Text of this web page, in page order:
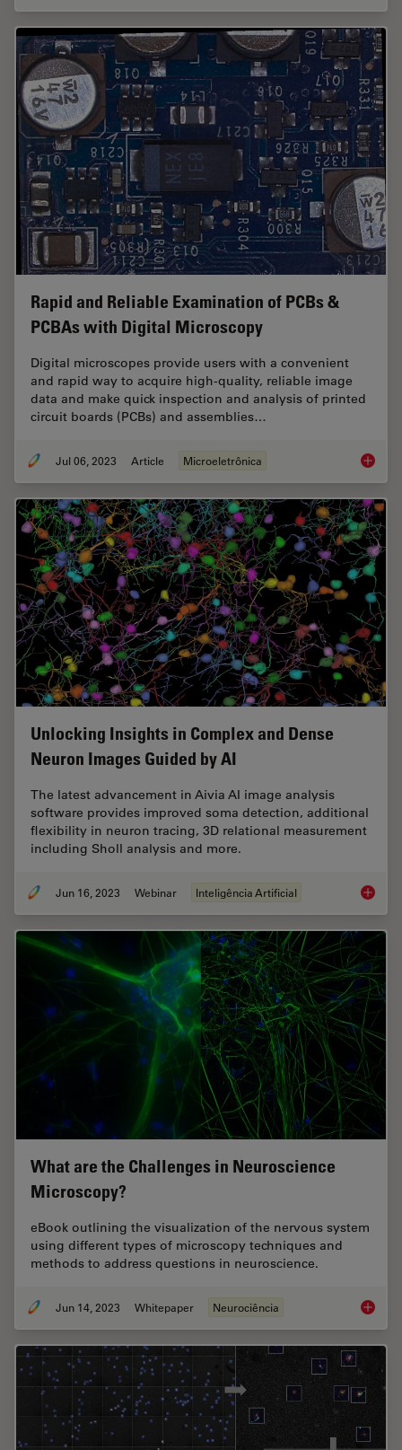
Rapid and Reliable Examination of PCBs &
PCBAs with Digital Microscopy
Digital microscopes provide users with a convenient
and rapid way to acquire high-quality, reliable image
data and make quick inspection and analysis of printed
circuit boards (PCBs) and assemblies…
Jul 06, 2023 Article Microeletrônica Rapid
Unlocking Insights in Complex and Dense
Neuron Images Guided by AI
The latest advancement in Aivia AI image analysis
software provides improved soma detection, additional
flexibility in neuron tracing, 3D relational measurement
including Sholl analysis and more.
Jun 16, 2023 Webinar Inteligência Artificial
What are the Challenges in Neuroscience
Microscopy?
eBook outlining the visualization of the nervous system
using different types of microscopy techniques and
methods to address questions in neuroscience.
Jun 14, 2023 Whitepaper Neurociência What